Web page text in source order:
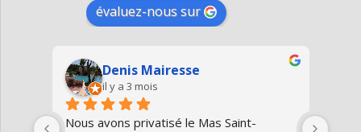
évaluez-nous sur
Denis Mairesse
il y a 3 mois
Nous avons privatisé le Mas Saint-